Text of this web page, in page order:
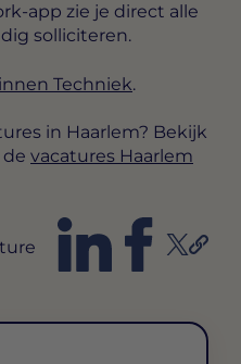
app zie je direct alle
solliciteren.
Techniek.
in Haarlem? Bekijk
vacatures Haarlem